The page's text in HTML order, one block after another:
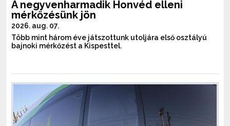
A negyvenharmadik Honvéd elleni
mérkőzésünk jön
2026. aug. 07.
Több mint három éve játszottunk utoljára első osztályú
bajnoki mérkőzést a Kispesttel.